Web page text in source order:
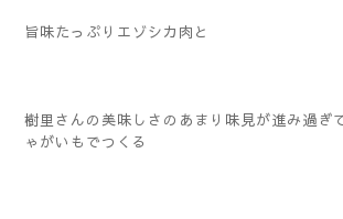
旨味たっぷりエゾシカ肉と
樹里さんの美味しさのあまり味見が進み過ぎ
ゃがいもでつくる